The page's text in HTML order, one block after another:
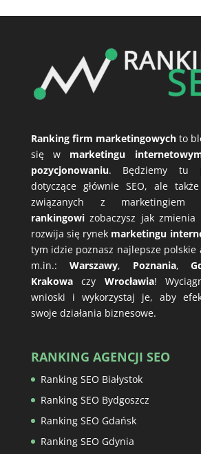
Ranking firm marketingowychto
się w marketingu
pozycjonowaniu. Będziemy tu
dotyczące głównie SEO, ale
związanych z marketingiem
rankingowizobaczysz jak
rozwija się rynek marketingu
tym idzie poznasz najlepsze polskie
m.in.: Warszawy, Poznania,
Krakowaczy Wrocławia!
wnioski i wykorzystaj je, aby
swoje działania biznesowe.
RANKING AGENCJI SEO
Ranking SEO Białystok
Ranking SEO Bydgoszcz
Ranking SEO Gdańsk
Ranking SEO Gdynia